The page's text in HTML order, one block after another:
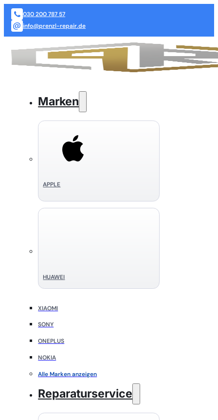
030 200 787 57
info@prenzl-repair.de
Marken
APPLE
HUAWEI
XIAOMI
SONY
ONEPLUS
NOKIA
Alle Marken anzeigen
Reparaturservice